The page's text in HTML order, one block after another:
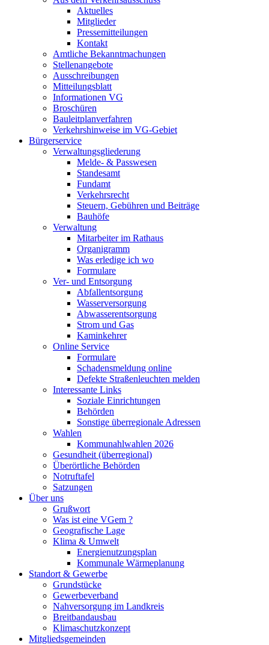
Aktuelles
Mitglieder
Pressemitteilungen
Kontakt
Amtliche Bekanntmachungen
Stellenangebote
Ausschreibungen
Mitteilungsblatt
Informationen VG
Broschüren
Bauleitplanverfahren
Verkehrshinweise im VG-Gebiet
Bürgerservice
Verwaltungsgliederung
Melde- & Passwesen
Standesamt
Fundamt
Verkehrsrecht
Steuern, Gebühren und Beiträge
Bauhöfe
Verwaltung
Mitarbeiter im Rathaus
Organigramm
Was erledige ich wo
Formulare
Ver- und Entsorgung
Abfallentsorgung
Wasserversorgung
Abwasserentsorgung
Strom und Gas
Kaminkehrer
Online Service
Formulare
Schadensmeldung online
Defekte Straßenleuchten melden
Interessante Links
Soziale Einrichtungen
Behörden
Sonstige überregionale Adressen
Wahlen
Kommunahlwahlen 2026
Gesundheit (überregional)
Überörtliche Behörden
Notruftafel
Satzungen
Über uns
Grußwort
Was ist eine VGem ?
Geografische Lage
Klima & Umwelt
Energienutzungsplan
Kommunale Wärmeplanung
Standort & Gewerbe
Grundstücke
Gewerbeverband
Nahversorgung im Landkreis
Breitbandausbau
Klimaschutzkonzept
Mitgliedsgemeinden